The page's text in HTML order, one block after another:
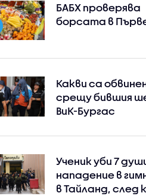
БАБХ проверява
борсата в
Какви са
срещу бившия
ВиК-Бургас
Ученик уби 7
нападение в
в Тайланд, след